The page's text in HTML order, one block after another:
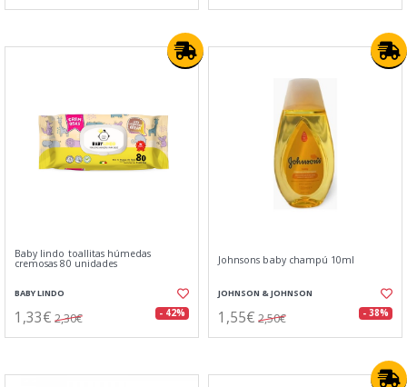
Baby lindo toallitas húmedas
cremosas 80 unidades
BABY LINDO
1,33€ 2,30€ - 42%
Johnsons baby champú 10ml
JOHNSON & JOHNSON
1,55€ 2,50€ - 38%